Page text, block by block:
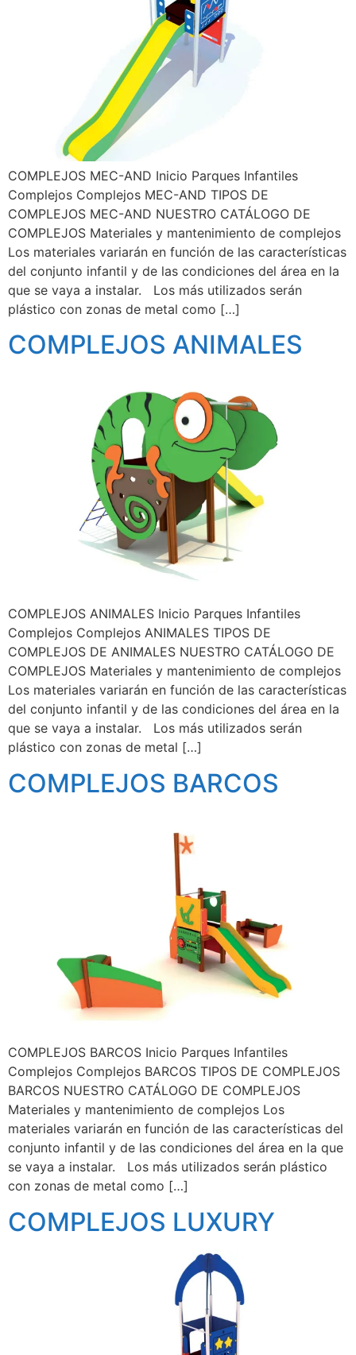
COMPLEJOS MEC-AND Inicio Parques Infantiles
Complejos Complejos MEC-AND TIPOS DE
COMPLEJOS MEC-AND NUESTRO CATÁLOGO DE
COMPLEJOS Materiales y mantenimiento de complejos
Los materiales variarán en función de las características
del conjunto infantil y de las condiciones del área en la
que se vaya a instalar. Los más utilizados serán
plástico con zonas de metal como […]
COMPLEJOS ANIMALES
COMPLEJOS ANIMALES Inicio Parques Infantiles
Complejos Complejos ANIMALES TIPOS DE
COMPLEJOS DE ANIMALES NUESTRO CATÁLOGO DE
COMPLEJOS Materiales y mantenimiento de complejos
Los materiales variarán en función de las características
del conjunto infantil y de las condiciones del área en la
que se vaya a instalar. Los más utilizados serán
plástico con zonas de metal […]
COMPLEJOS BARCOS
COMPLEJOS BARCOS Inicio Parques Infantiles
Complejos Complejos BARCOS TIPOS DE COMPLEJOS
BARCOS NUESTRO CATÁLOGO DE COMPLEJOS
Materiales y mantenimiento de complejos Los
materiales variarán en función de las características del
conjunto infantil y de las condiciones del área en la que
se vaya a instalar. Los más utilizados serán plástico
con zonas de metal como […]
COMPLEJOS LUXURY